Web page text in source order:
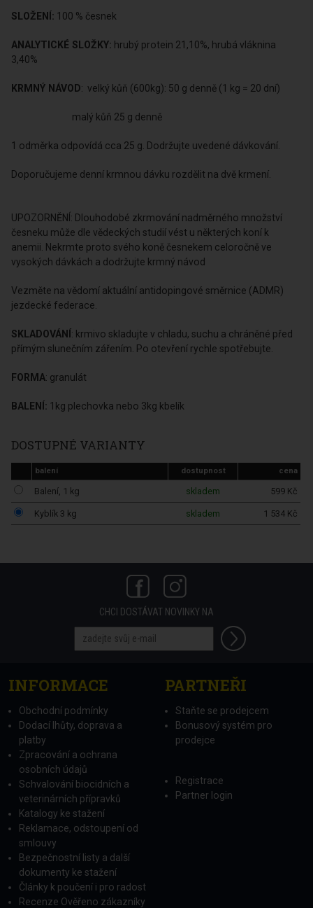
SLOŽENÍ: 100 % česnek
ANALYTICKÉ SLOŽKY: hrubý protein 21,10%, hrubá vláknina
3,40%
KRMNÝ NÁVOD: velký kůň (600kg): 50 g denně (1 kg = 20 dní)
malý kůň 25 g denně
1 odměrka odpovídá cca 25 g. Dodržujte uvedené dávkování.
Doporučujeme denní krmnou dávku rozdělit na dvě krmení.
UPOZORNĚNÍ: Dlouhodobé zkrmování nadměrného množství
česneku může dle vědeckých studií vést u některých koní k
anemii. Nekrmte proto svého koně česnekem celoročně ve
vysokých dávkách a dodržujte krmný návod
Vezměte na vědomí aktuální antidopingové směrnice (ADMR)
jezdecké federace.
SKLADOVÁNÍ : krmivo skladujte v chladu, suchu a chráněné před
přímým slunečním zářením. Po otevření rychle spotřebujte.
FORMA: granulát
BALENÍ: 1kg plechovka nebo 3kg kbelík
DOSTUPNÉ VARIANTY
balení dostupnost cena
Balení, 1 kg skladem 599 Kč
Kyblík 3 kg skladem 1 534 Kč
CHCI DOSTÁVAT NOVINKY NA
INFORMACE
Obchodní podmínky
Dodací lhůty, doprava a
platby
Zpracování a ochrana
osobních údajů
Schvalování biocidních a
veterinárních přípravků
Katalogy ke stažení
Reklamace, odstoupení od
smlouvy
Bezpečnostní listy a další
dokumenty ke stažení
Články k poučení i pro radost
Recenze Ověřeno zákazníky
PARTNEŘI
Staňte se prodejcem
Bonusový systém pro
prodejce
Registrace
Partner login